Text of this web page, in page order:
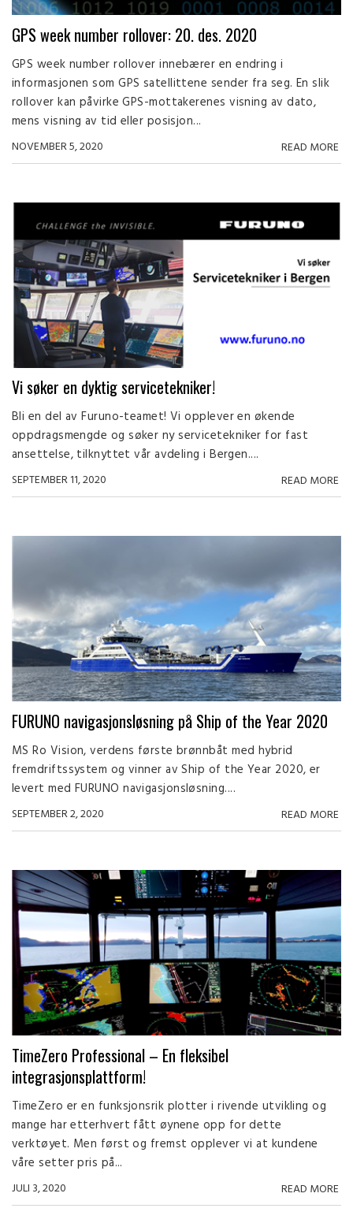
GPS week number rollover: 20. des. 2020
GPS week number rollover innebærer en endring i
informasjonen som GPS satellittene sender fra seg. En slik
rollover kan påvirke GPS-mottakerenes visning av dato,
mens visning av tid eller posisjon...
NOVEMBER 5, 2020 READ MORE
Vi søker en dyktig servicetekniker!
Bli en del av Furuno-teamet! Vi opplever en økende
oppdragsmengde og søker ny servicetekniker for fast
ansettelse, tilknyttet vår avdeling i Bergen....
SEPTEMBER 11, 2020 READ MORE
FURUNO navigasjonsløsning på Ship of the Year 2020
MS Ro Vision, verdens første brønnbåt med hybrid
fremdriftssystem og vinner av Ship of the Year 2020, er
levert med FURUNO navigasjonsløsning....
SEPTEMBER 2, 2020 READ MORE
TimeZero Professional – En fleksibel
integrasjonsplattform!
TimeZero er en funksjonsrik plotter i rivende utvikling og
mange har etterhvert fått øynene opp for dette
verktøyet. Men først og fremst opplever vi at kundene
våre setter pris på...
JULI 3, 2020 READ MORE